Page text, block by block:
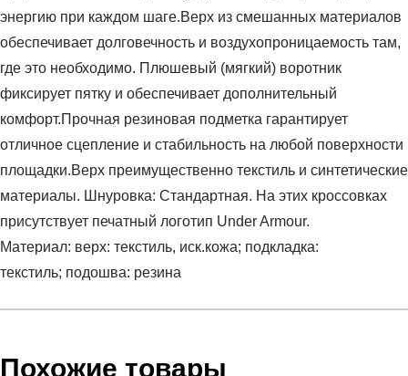
энергию при каждом шаге.Верх из смешанных материалов
обеспечивает долговечность и воздухопроницаемость там,
где это необходимо. Плюшевый (мягкий) воротник
фиксирует пятку и обеспечивает дополнительный
комфорт.Прочная резиновая подметка гарантирует
отличное сцепление и стабильность на любой поверхности
площадки.Верх преимущественно текстиль и синтетические
материалы. Шнуровка: Стандартная. На этих кроссовках
присутствует печатный логотип Under Armour.
Материал: верх: текстиль, иск.кожа; подкладка:
текстиль; подошва: резина
Пол:унисекс
Заказ берется в работу только после оплаты счета.
Похожие товары